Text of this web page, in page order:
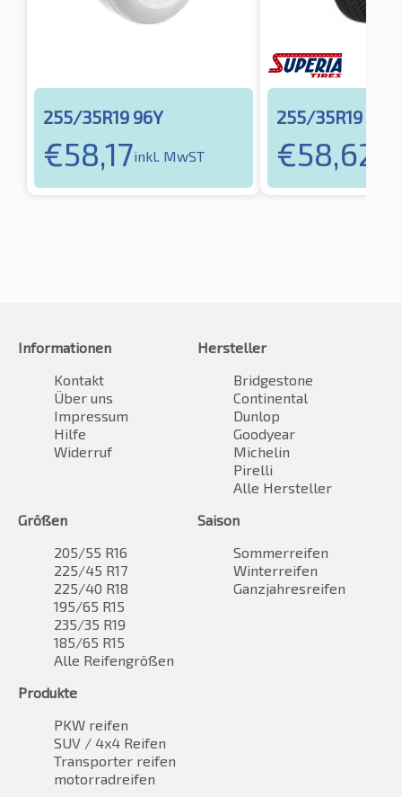
255/35R19 96Y
€58,17inkl. MwST
255/35R19 96Y
€58,62
Informationen
Kontakt
Über uns
Impressum
Hilfe
Widerruf
Hersteller
Bridgestone
Continental
Dunlop
Goodyear
Michelin
Pirelli
Alle Hersteller
Größen
205/55 R16
225/45 R17
225/40 R18
195/65 R15
235/35 R19
185/65 R15
Alle Reifengrößen
Saison
Sommerreifen
Winterreifen
Ganzjahresreifen
Produkte
PKW reifen
SUV / 4x4 Reifen
Transporter reifen
motorradreifen